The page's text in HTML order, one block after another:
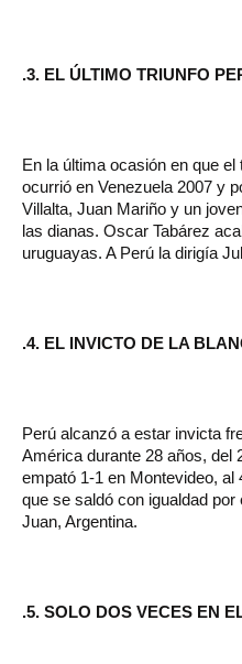
.3. EL ÚLTIMO TRIUNFO
En la última ocasión en que
ocurrió en Venezuela 2007 y
Villalta, Juan Mariño y un
las dianas. Oscar Tabárez
uruguayas. A Perú la dirigía
.4. EL INVICTO DE LA
Perú alcanzó a estar invicta
América durante 28 años, del
empató 1-1 en Montevideo, al
que se saldó con igualdad
Juan, Argentina.
.5. SOLO DOS VECES EN